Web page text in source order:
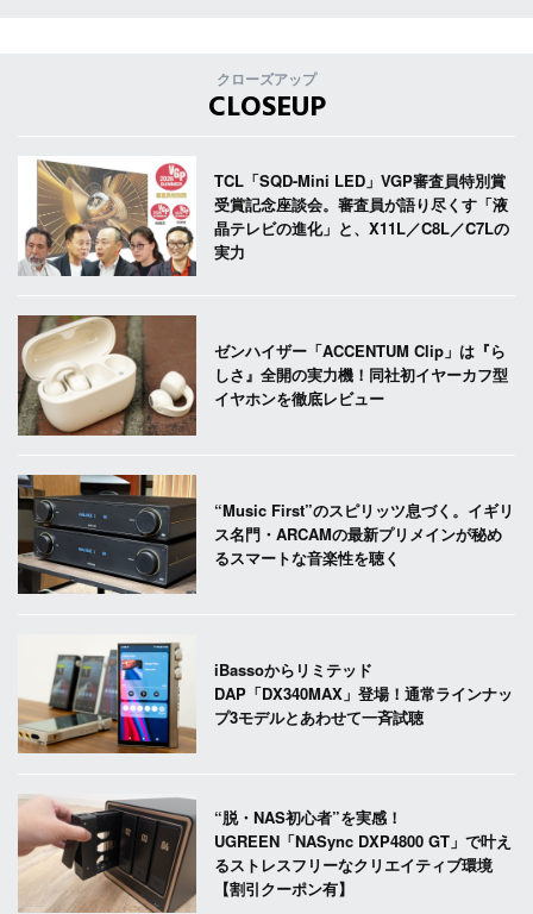
クローズアップ
CLOSEUP
TCL「SQD-Mini LED」VGP審査員特別賞
受賞記念座談会。審査員が語り尽くす「液
晶テレビの進化」と、X11L／C8L／C7Lの
実力
ゼンハイザー「ACCENTUM Clip」は『ら
しさ』全開の実力機！同社初イヤーカフ型
イヤホンを徹底レビュー
“Music First”のスピリッツ息づく。イギリ
ス名門・ARCAMの最新プリメインが秘め
るスマートな音楽性を聴く
iBassoからリミテッド
DAP「DX340MAX」登場！通常ラインナッ
プ3モデルとあわせて一斉試聴
“脱・NAS初心者”を実感！
UGREEN「NASync DXP4800 GT」で叶え
るストレスフリーなクリエイティブ環境
【割引クーポン有】